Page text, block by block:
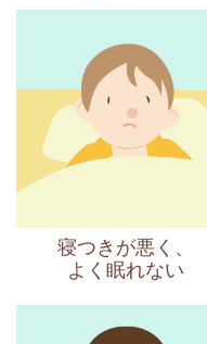
寝つきが悪く、
よく眠れない